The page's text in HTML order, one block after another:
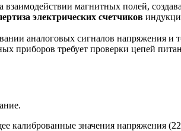
взаимодействии магнитных полей,
электрических счетчиков
аналоговых сигналов напряжения
приборов требует проверки цепей
калиброванные значения напряжения